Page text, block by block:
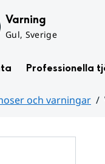
Varning
Gul, Sverige
Professionella
och varningar
för
varningar